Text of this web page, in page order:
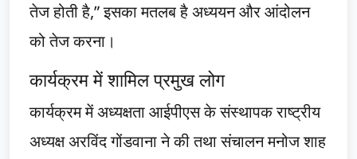
तेज होती है,” इसका मतलब है अध्ययन और आंदोलन
को तेज करना।
कार्यक्रम में शामिल प्रमुख लोग
कार्यक्रम में अध्यक्षता आईपीएस के संस्थापक राष्ट्रीय
अध्यक्ष अरविंद गोंडवाना ने की तथा संचालन मनोज शाह